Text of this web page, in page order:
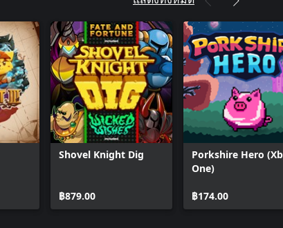
Shovel Knight Dig
฿879.00
Porkshire Hero
One)
฿174.00